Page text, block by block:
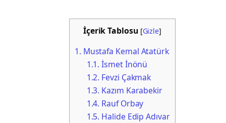
İçerik Tablosu [Gizle]
1. Mustafa Kemal Atatürk
1.1. İsmet İnönü
1.2. Fevzi Çakmak
1.3. Kazım Karabekir
1.4. Rauf Orbay
1.5. Halide Edip Adıvar